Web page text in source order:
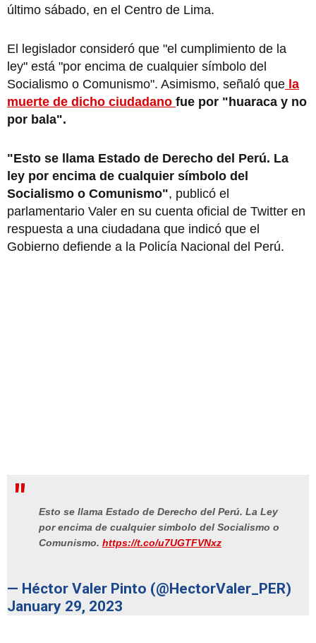
último sábado, en el Centro de Lima.
El legislador consideró que "el cumplimiento de la
ley" está "por encima de cualquier símbolo del
Socialismo o Comunismo". Asimismo, señaló que la
muerte de dicho ciudadano fue por "huaraca y no
por bala".
"Esto se llama Estado de Derecho del Perú. La
ley por encima de cualquier símbolo del
Socialismo o Comunismo", publicó el
parlamentario Valer en su cuenta oficial de Twitter en
respuesta a una ciudadana que indicó que el
Gobierno defiende a la Policía Nacional del Perú.
Esto se llama Estado de Derecho del Perú. La Ley
por encima de cualquier simbolo del Socialismo o
Comunismo. https://t.co/u7UGTFVNxz
— Héctor Valer Pinto (@HectorValer_PER)
January 29, 2023